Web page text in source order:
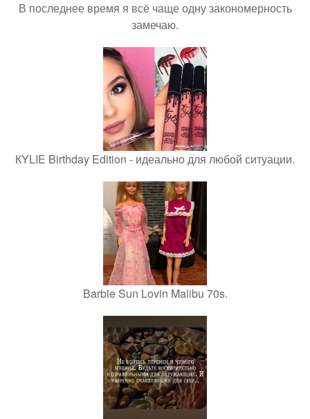
В последнее время я всё чаще одну закономерность
замечаю.
КYLIE Birthday Edition - идеально для любой ситуации.
Barbie Sun Lovin Malibu 70s.